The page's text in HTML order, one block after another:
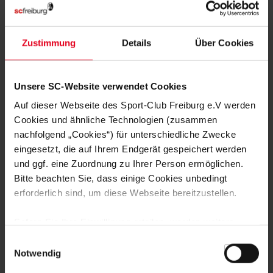
Zustimmung Details Über Cookies
Unsere SC-Website verwendet Cookies
Auf dieser Webseite des Sport-Club Freiburg e.V werden
Cookies und ähnliche Technologien (zusammen
nachfolgend „Cookies“) für unterschiedliche Zwecke
eingesetzt, die auf Ihrem Endgerät gespeichert werden
und ggf. eine Zuordnung zu Ihrer Person ermöglichen.
Bitte beachten Sie, dass einige Cookies unbedingt
erforderlich sind, um diese Webseite bereitzustellen.
Daten von Ihnen (z.B. persönlichen Identifikatoren oder
IP-Adressen) verarbeitet werden. Durch Klicken auf den
Notwendig
FRAUEN & MÄDCHEN
DER SAISON
Die Frauen des SC Freiburg haben am letzten Spieltag der
Google Pixel Frauen-Bundesliga bei der SGS Essen 1:1 (0:0)
gespielt. Die Führung der Gastgeberinnen glich Svenja Fölmli
(86.) aus. Die SC-Frauen beenden die Spielzeit 2025/26 auf
dem achten Tabellenplatz.
17.05.2026